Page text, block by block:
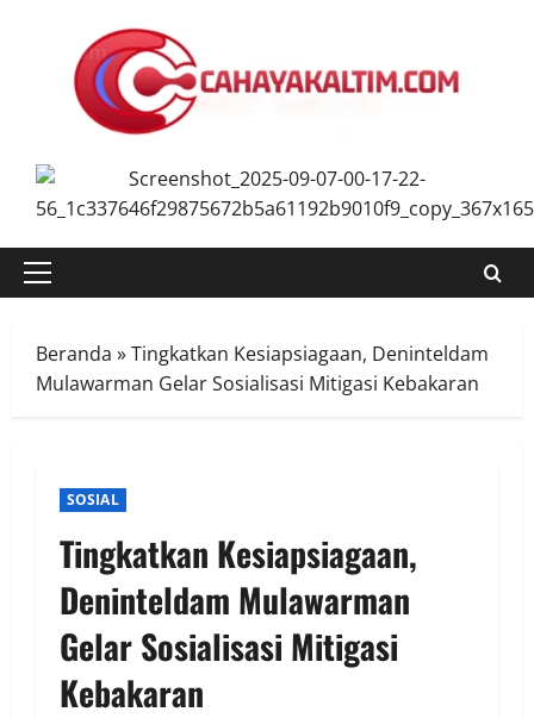
Primary
Beranda »Tingkatkan Kesiapsiagaan, Deninteldam
Mulawarman Gelar Sosialisasi Mitigasi Kebakaran
SOSIAL
Tingkatkan Kesiapsiagaan,
Deninteldam Mulawarman
Gelar Sosialisasi Mitigasi
Kebakaran